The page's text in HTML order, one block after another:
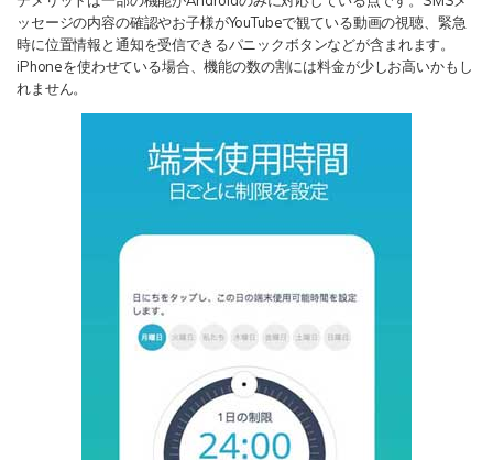
ッセージの内容の確認やお子様がYouTubeで観ている動画の視聴、緊急
時に位置情報と通知を受信できるパニックボタンなどが含まれます。
iPhoneを使わせている場合、機能の数の割には料金が少しお高いかもし
れません。